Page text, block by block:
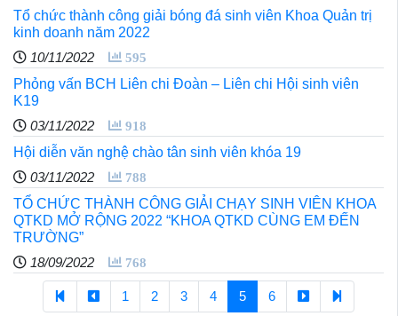
Tổ chức thành công giải bóng đá sinh viên Khoa Quản trị
kinh doanh năm 2022
10/11/2022
595
Phỏng vấn BCH Liên chi Đoàn – Liên chi Hội sinh viên
K19
03/11/2022
918
Hội diễn văn nghệ chào tân sinh viên khóa 19
03/11/2022
788
TỔ CHỨC THÀNH CÔNG GIẢI CHẠY SINH VIÊN KHOA
QTKD MỞ RỘNG 2022 “KHOA QTKD CÙNG EM ĐẾN
TRƯỜNG”
18/09/2022
768
1 2 3 4 5 6